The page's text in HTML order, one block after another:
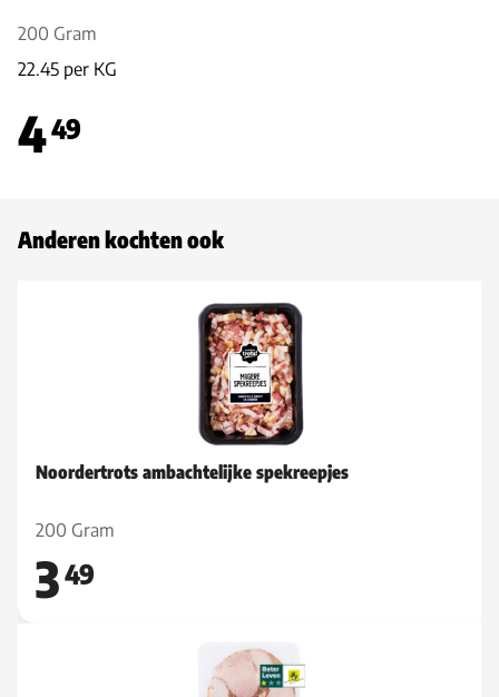
200 Gram
22.45 per KG
449
Anderen kochten ook
Noordertrots ambachtelijke spekreepjes
200 Gram
349